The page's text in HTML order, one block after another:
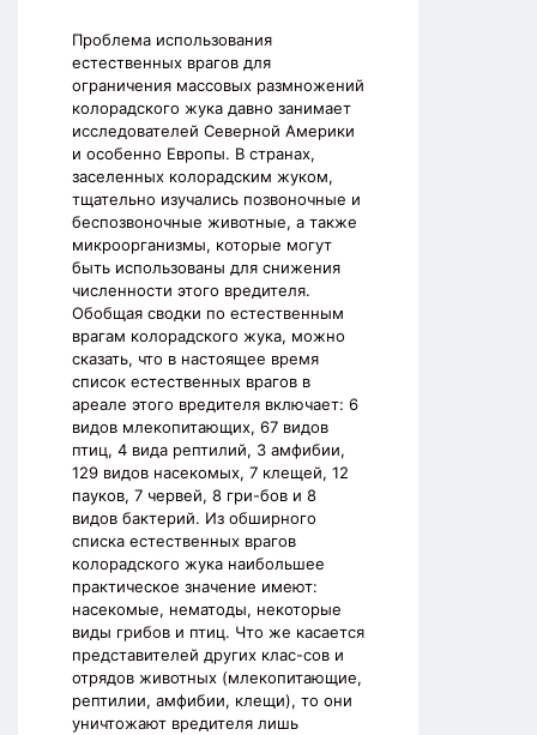
Проблема использования
естественных врагов для
ограничения массовых размножений
колорадского жука давно занимает
исследователей Северной Америки
и особенно Европы. В странах,
заселенных колорадским жуком,
тщательно изучались позвоночные и
беспозвоночные животные, а также
микроорганизмы, которые могут
быть использованы для снижения
численности этого вредителя.
Обобщая сводки по естественным
врагам колорадского жука, можно
сказать, что в настоящее время
список естественных врагов в
ареале этого вредителя включает: 6
видов млекопитающих, 67 видов
птиц, 4 вида рептилий, 3 амфибии,
129 видов насекомых, 7 клещей, 12
пауков, 7 червей, 8 гри-бов и 8
видов бактерий. Из обширного
списка естественных врагов
колорадского жука наибольшее
практическое значение имеют:
насекомые, нематоды, некоторые
виды грибов и птиц. Что же касается
представителей других клас-сов и
отрядов животных (млекопитающие,
рептилии, амфибии, клещи), то они
уничтожают вредителя лишь